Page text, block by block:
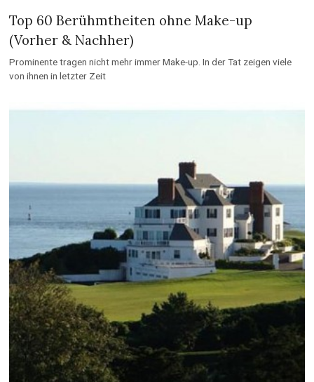
Top 60 Berühmtheiten ohne Make-up
(Vorher & Nachher)
Prominente tragen nicht mehr immer Make-up. In der Tat zeigen viele
von ihnen in letzter Zeit